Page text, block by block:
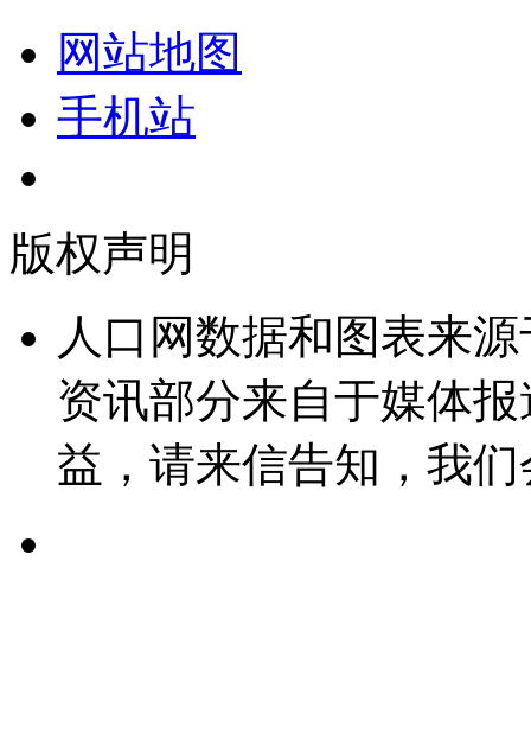
网站地图
手机站
版权声明
人口网数据和图表来
资讯部分来自于媒体
益，请来信告知，我